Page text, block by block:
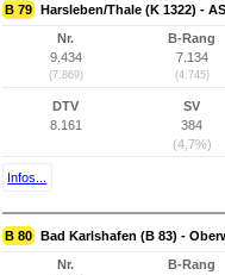
B 79 Harsleben/Thale (K 1322) -
Nr.
9.434
(7.869)
B-Rang
7.134
(4.745)
DTV
8.161
SV
384
(4,7%)
Infos...
B 80 Bad Karlshafen (B 83) -
Nr.
B-Rang